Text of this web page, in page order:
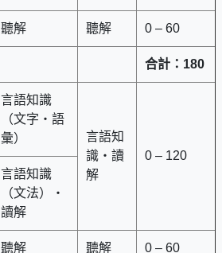
聽解 聽解 0 – 60
合計： 180
言語知識
（文字・語
彙）
言語知
識・讀
解
0 – 120
言語知識
（文法）・
讀解
聽解 聽解 0 – 60